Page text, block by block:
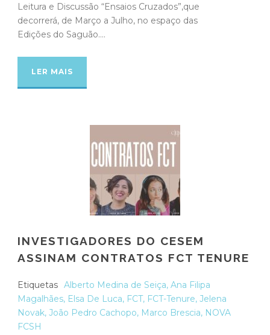
Leitura e Discussão “Ensaios Cruzados”,que
decorrerá, de Março a Julho, no espaço das
Edições do Saguão....
LER MAIS
INVESTIGADORES DO CESEM
ASSINAM CONTRATOS FCT TENURE
Etiquetas Alberto Medina de Seiça, Ana Filipa
Magalhães, Elsa De Luca, FCT, FCT-Tenure, Jelena
Novak, João Pedro Cachopo, Marco Brescia, NOVA
FCSH